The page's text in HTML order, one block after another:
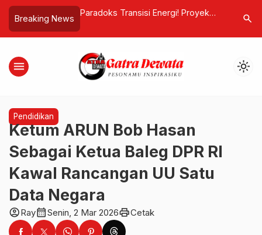
Breaking News
TRAP, BTID
Lahan dan
Kura Bali
Paradoks Transisi Energi! Proyek
Ancam Ruang Hidup Pesisir
Akun
Sorotan
search
menu light_mode
Pendidikan
Ketum ARUN Bob Hasan
Sebagai Ketua Baleg DPR RI
Kawal Rancangan UU Satu
Data Negara
account_circleRaycalendar_monthSenin, 2 Mar 2026printCetak